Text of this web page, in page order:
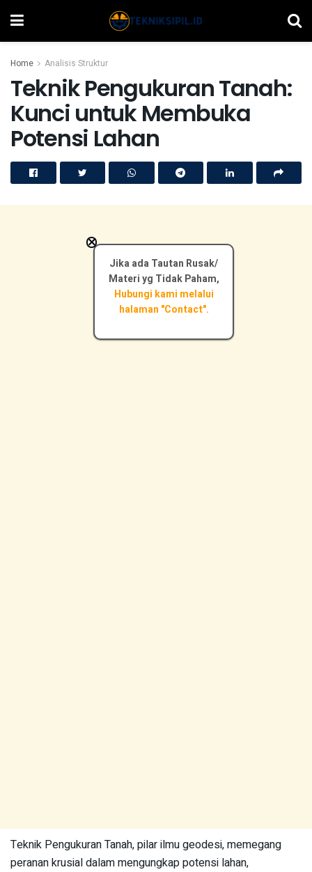
Home Analisis Struktur
Teknik Pengukuran Tanah:
Kunci untuk Membuka
Potensi Lahan
Teknik Pengukuran Tanah, pilar ilmu geodesi, memegang
peranan krusial dalam mengungkap potensi lahan,
Jika ada Tautan Rusak/
Materi yg Tidak Paham,
Hubungi kami melalui
halaman "Contact".
×